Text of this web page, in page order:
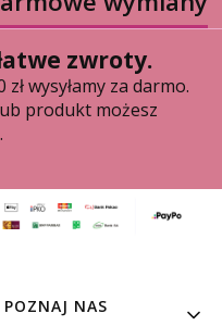
zwroty.
wysyłamy za darmo.
produkt możesz
Linki w stopce
POZNAJ NAS